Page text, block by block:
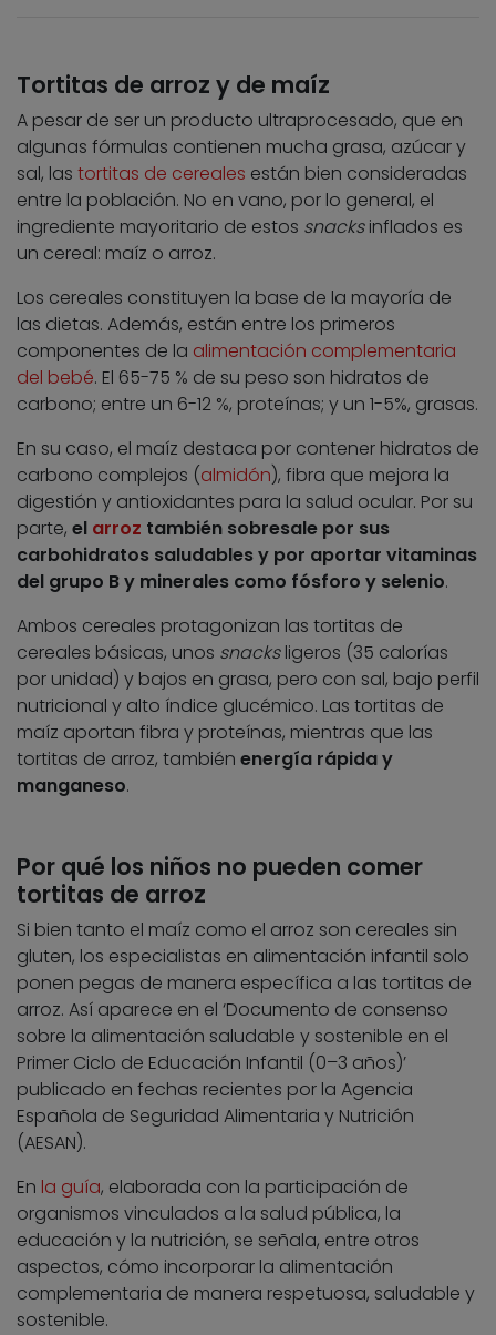
Tortitas de arroz y de maíz
A pesar de ser un producto ultraprocesado, que en
algunas fórmulas contienen mucha grasa, azúcar y
sal, las tortitas de cereales están bien consideradas
entre la población. No en vano, por lo general, el
ingrediente mayoritario de estos snacksinflados es
un cereal: maíz o arroz.
Los cereales constituyen la base de la mayoría de
las dietas. Además, están entre los primeros
componentes de la alimentación complementaria
del bebé. El 65-75 % de su peso son hidratos de
carbono; entre un 6-12 %, proteínas; y un 1-5%, grasas.
En su caso, el maíz destaca por contener hidratos de
carbono complejos (almidón), fibra que mejora la
digestión y antioxidantes para la salud ocular. Por su
parte, el arroz también sobresale por sus
carbohidratos saludables y por aportar vitaminas
del grupo B y minerales como fósforo y selenio.
Ambos cereales protagonizan las tortitas de
cereales básicas, unos snacksligeros (35 calorías
por unidad) y bajos en grasa, pero con sal, bajo perfil
nutricional y alto índice glucémico. Las tortitas de
maíz aportan fibra y proteínas, mientras que las
tortitas de arroz, también energía rápida y
manganeso.
Por qué los niños no pueden comer
tortitas de arroz
Si bien tanto el maíz como el arroz son cereales sin
gluten, los especialistas en alimentación infantil solo
ponen pegas de manera específica a las tortitas de
arroz. Así aparece en el ‘Documento de consenso
sobre la alimentación saludable y sostenible en el
Primer Ciclo de Educación Infantil (0–3 años)’
publicado en fechas recientes por la Agencia
Española de Seguridad Alimentaria y Nutrición
(AESAN).
En la guía, elaborada con la participación de
organismos vinculados a la salud pública, la
educación y la nutrición, se señala, entre otros
aspectos, cómo incorporar la alimentación
complementaria de manera respetuosa, saludable y
sostenible.